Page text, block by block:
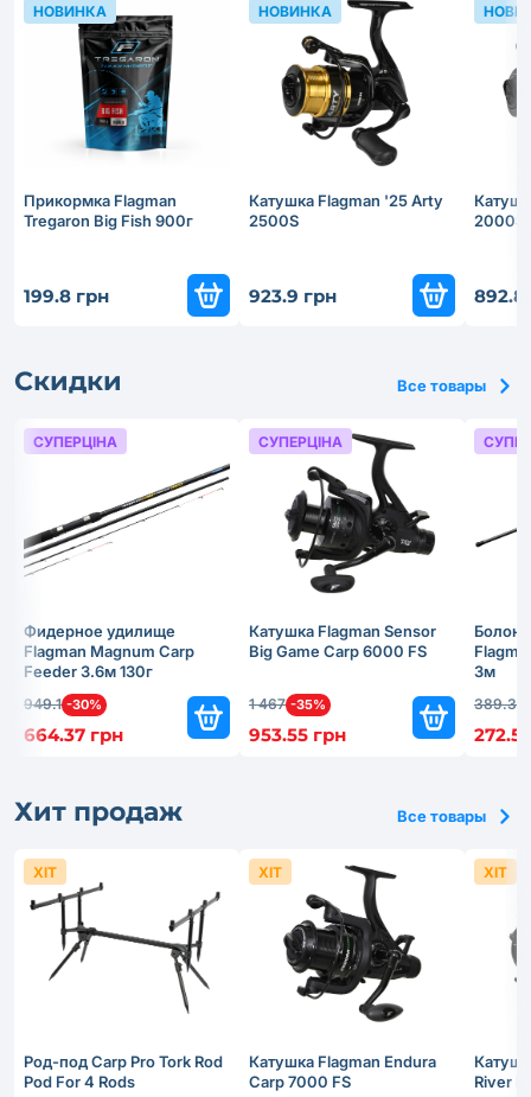
Прикормка Flagman
Tregaron Big Fish 900г
199.8 грн
НОВИНКА
Катушка Flagman '25 Arty
2500S
923.9 грн
НОВИНКА
2000S
892.8
Скидки Все товары
Фидерное удилище
Flagman Magnum Carp
Feeder 3.6м 130г
949.1 -30%
664.37 грн
СУПЕРЦІНА
Катушка Flagman Sensor
Big Game Carp 6000 FS
1 467 -35%
953.55 грн
СУПЕРЦІНА
3м
389.3
Хит продаж Все товары
Род-под Carp Pro Tork Rod
Pod For 4 Rods
ХІТ
Катушка Flagman Endura
Carp 7000 FS
ХІТ
River
ХІТ